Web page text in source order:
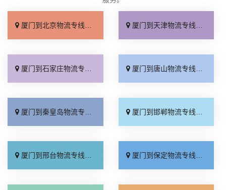
厦门到北京物流专线_上门取件「不随意加价」 厦门到天津物流专线_专线快运「直通专线」
厦门到石家庄物流专线_多久能到「诚信为先」 厦门到唐山物流专线_上门提货「准时准点」
厦门到秦皇岛物流专线_高速快运「整车配货」 厦门到邯郸物流专线_全境到达「无需中转」
厦门到邢台物流专线_需要几天「要多少钱」 厦门到保定物流专线_多少一吨「定点发车」